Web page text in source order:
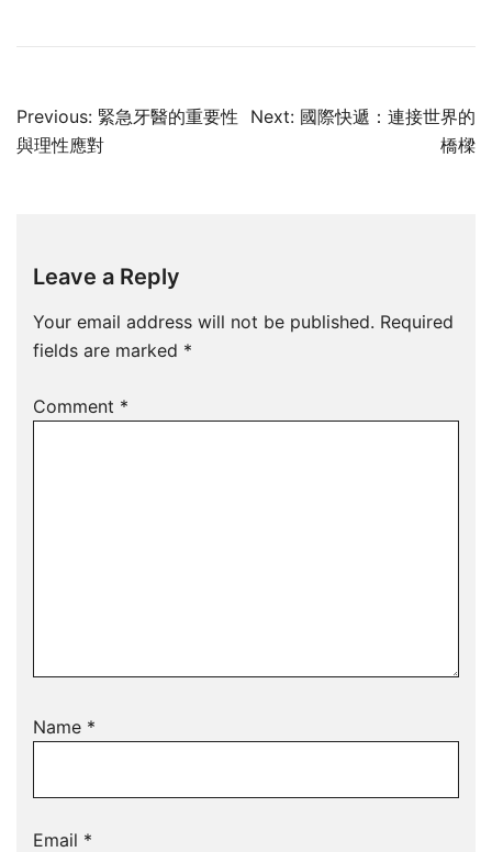
Post
navigation
Previous: 緊急牙醫的重要性
與理性應對
Next: 國際快遞：連接世界的
橋樑
Leave a Reply
Your email address will not be published. Required
fields are marked *
Comment *
Name *
Email *